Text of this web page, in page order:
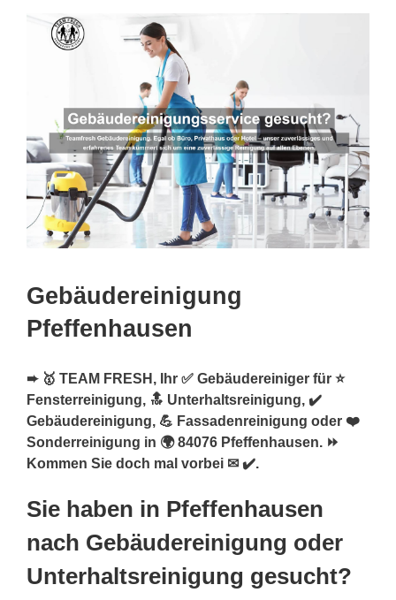
Gebäudereinigung
Pfeffenhausen
➨ 🥇 TEAM FRESH, Ihr ✅ Gebäudereiniger für ⭐
Fensterreinigung, 🔝 Unterhaltsreinigung, ✔️
Gebäudereinigung, 💪 Fassadenreinigung oder ❤️
Sonderreinigung in 🌍 84076 Pfeffenhausen. ⏩
Kommen Sie doch mal vorbei ✉ ✔️.
Sie haben in Pfeffenhausen
nach Gebäudereinigung oder
Unterhaltsreinigung gesucht?